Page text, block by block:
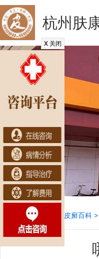
杭州肤
当前位置：首页 牛皮廯百科 >
x 关闭